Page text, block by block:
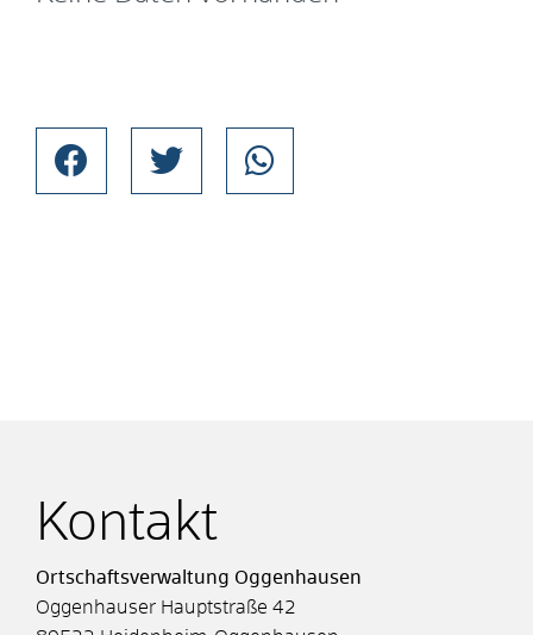
Kontakt
Ortschaftsverwaltung Oggenhausen
Oggenhauser Hauptstraße 42